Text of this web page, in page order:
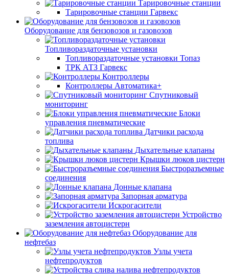
Тарировочные станции
Тарировочные станции Гарвекс
Оборудование для бензовозов и газовозов
Топливораздаточные установки
Топливораздаточные установки Топаз
ТРК АТЗ Гарвекс
Контроллеры
Контроллеры Автоматика+
Спутниковый
мониторинг
Блоки
управления пневматические
Датчики расхода
топлива
Дыхательные клапаны
Крышки люков цистерн
Быстроразъемные
соединения
Донные клапана
Запорная арматура
Искрогасители
Устройство
заземления автоцистерн
Оборудование для
нефтебаз
Узлы учета
нефтепродуктов